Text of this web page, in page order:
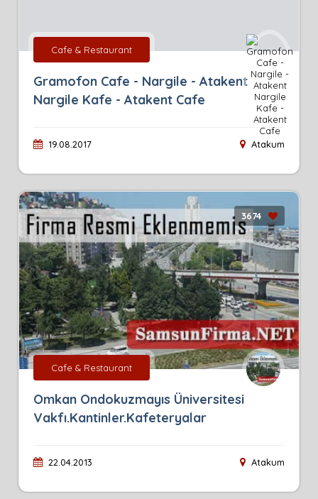
Cafe & Restaurant
Gramofon Cafe - Nargile - Atakent
Nargile Kafe - Atakent Cafe
19.08.2017 Atakum
3674
Cafe & Restaurant
Omkan Ondokuzmayıs Üniversitesi
Vakfı.Kantinler.Kafeteryalar
22.04.2013 Atakum